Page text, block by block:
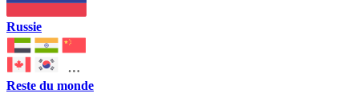
Russie
Reste du monde